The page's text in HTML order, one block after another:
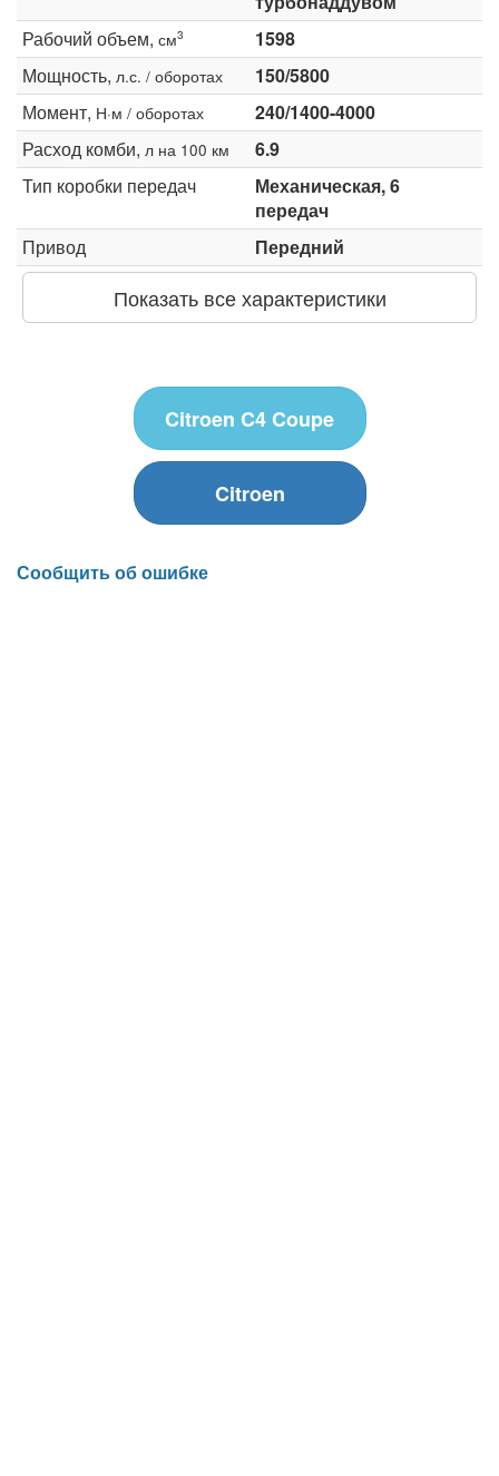
Рабочий объем, см3
1598
Мощность, л.с. / оборотах
150/5800
Момент, Н·м / оборотах
240/1400-4000
Расход комби, л на 100 км
6.9
Тип коробки передач
Механическая, 6
передач
Привод
Передний
Показать все характеристики
Citroen C4 Coupe
Citroen
Сообщить об ошибке